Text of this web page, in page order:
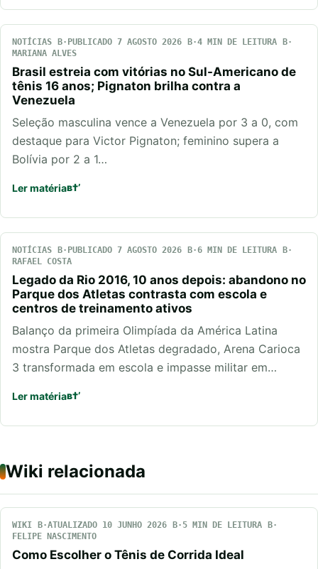
NOTÍCIAS PUBLICADO 7 AGOSTO 2026
4 MIN DE LEITURA
MARIANA ALVES
Brasil estreia com vitórias no Sul-Americano de
tênis 16 anos; Pignaton brilha contra a
Venezuela
Seleção masculina vence a Venezuela por 3 a 0, com
destaque para Victor Pignaton; feminino supera a
Bolívia por 2 a 1…
Ler matéria
NOTÍCIAS PUBLICADO 7 AGOSTO 2026
6 MIN DE LEITURA
RAFAEL COSTA
Legado da Rio 2016, 10 anos depois: abandono no
Parque dos Atletas contrasta com escola e
centros de treinamento ativos
Balanço da primeira Olimpíada da América Latina
mostra Parque dos Atletas degradado, Arena Carioca
3 transformada em escola e impasse militar em…
Ler matéria
Wiki relacionada
WIKI ATUALIZADO 10 JUNHO 2026
5 MIN DE LEITURA
FELIPE NASCIMENTO
Como Escolher o Tênis de Corrida Ideal